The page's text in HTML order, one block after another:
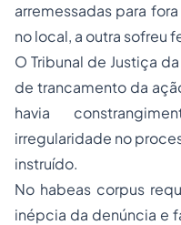
arremessadas para
no local, a outra sofreu
O Tribunal de Justiça
de trancamento da
havia
irregularidade no
instruído.
No habeas corpus
inépcia da denúncia e